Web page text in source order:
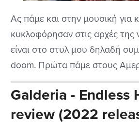
Ας πάμε και στην μουσική για
κυκλοφόρησαν στις αρχές της
είναι στο στυλ μου δηλαδή
doom. Πρώτα πάμε στους
Aeronwen που μάλλον είναι
τους cd στον χώρο του
κάποια ελαφριά στοιχεία από
Galderia - Endless
review (2022